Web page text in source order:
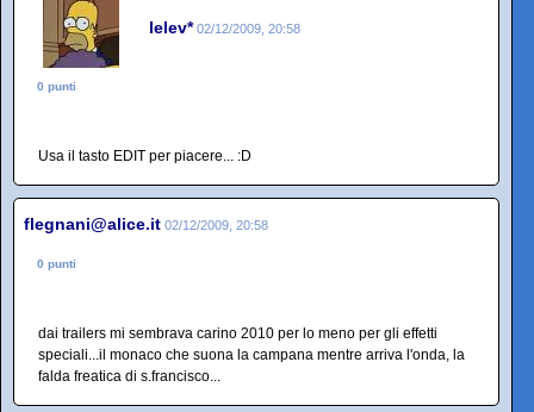
lelev* 02/12/2009, 20:58
0 punti
Usa il tasto EDIT per piacere... :D
flegnani@alice.it 02/12/2009, 20:58
0 punti
dai trailers mi sembrava carino 2010 per lo meno per gli effetti
speciali...il monaco che suona la campana mentre arriva l'onda, la
falda freatica di s.francisco...